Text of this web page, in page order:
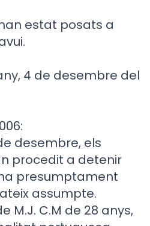
estat posats a
4 de desembre del
desembre, els
procedit a detenir
presumptament
assumpte.
M.J. C.M de 28 anys,